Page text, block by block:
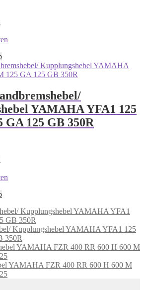
YAMAHA YFA1 125
GA 125 GB 350R
Kupplungshebel YAMAHA YFA1 125
350R
YAMAHA FZR 400 RR 600 H 600 M